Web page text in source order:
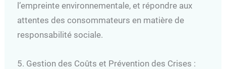
l’empreinte environnementale, et répondre aux
attentes des consommateurs en matière de
responsabilité sociale.
5. Gestion des Coûts et Prévention des Crises :